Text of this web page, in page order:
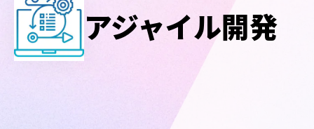
導入事例
NTCについて アジャイル開発